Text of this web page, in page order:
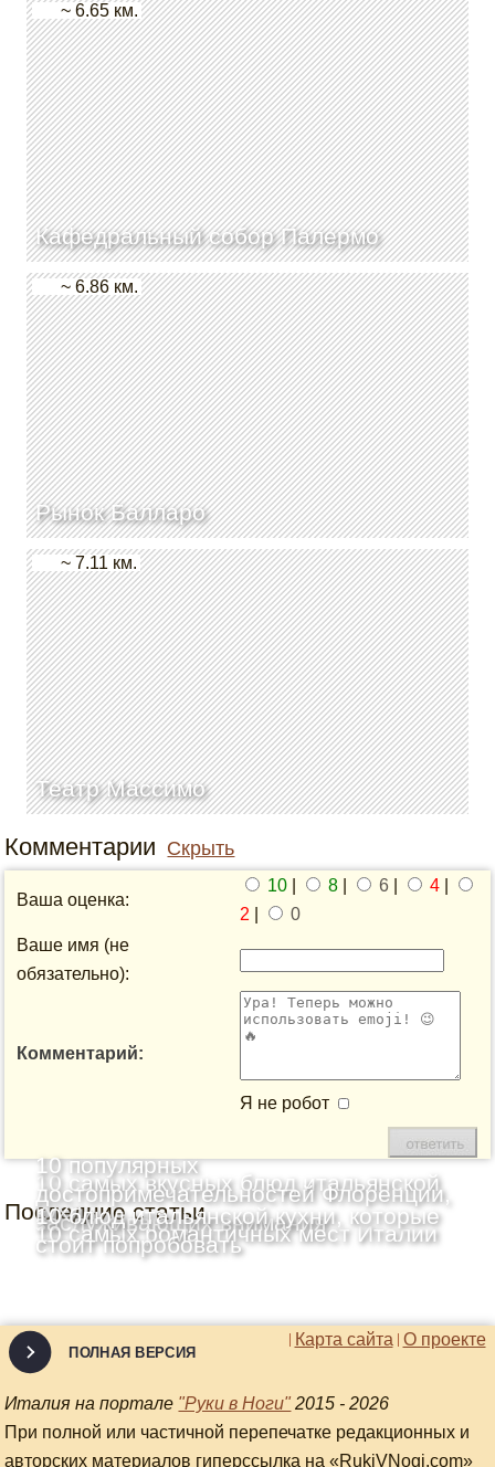
Кафедральный собор Палермо
~ 6.65 км.
Рынок Балларо
~ 6.86 км.
Театр Массимо
~ 7.11 км.
Комментарии Скрыть
Ваша оценка:
10 8 6 4
2
0
Ваше имя (не
обязательно):
Комментарий:
Я не робот
Последние статьи
10 самых вкусных блюд итальянской
кухни
10 популярных
достопримечательностей Флоренции,
заслуживающих внимания
10 самых романтичных мест Италии
10 блюд итальянской кухни, которые
стоит попробовать
О проекте
Карта сайта
ПОЛНАЯ ВЕРСИЯ
Италия на портале "Руки в Ноги" 2015 - 2026
При полной или частичной перепечатке редакционных и
авторских материалов гиперссылка на «RukiVNogi.com»